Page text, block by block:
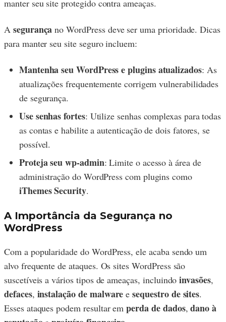
manter seu site protegido contra ameaças.
A segurança no WordPress deve ser uma prioridade. Dicas
para manter seu site seguro incluem:
Mantenha seu WordPress e plugins atualizados: As
atualizações frequentemente corrigem vulnerabilidades
de segurança.
Use senhas fortes: Utilize senhas complexas para todas
as contas e habilite a autenticação de dois fatores, se
possível.
Proteja seu wp-admin: Limite o acesso à área de
administração do WordPress com plugins como
iThemes Security.
A Importância da Segurança no
WordPress
Com a popularidade do WordPress, ele acaba sendo um
alvo frequente de ataques. Os sites WordPress são
suscetíveis a vários tipos de ameaças, incluindoinvasões,
defaces, instalação de malware esequestro de sites.
Esses ataques podem resultar emperda de dados,dano à